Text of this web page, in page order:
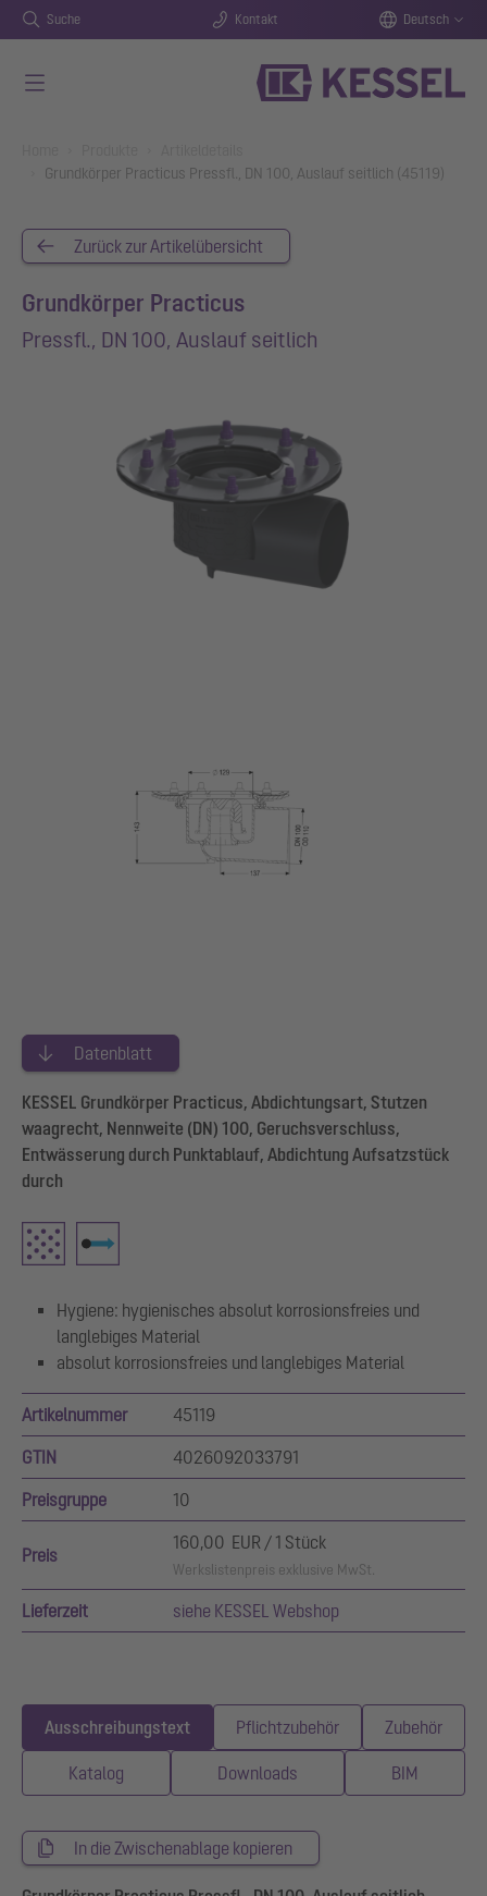
Suche Kontakt Deutsch
Grundkörper Practicus Pressfl., DN 100, Auslauf seitlich (45119)
Zurück zur Artikelübersicht
Grundkörper Practicus
Pressfl., DN 100, Auslauf seitlich
Datenblatt
KESSEL Grundkörper Practicus, Abdichtungsart, Stutzen
waagrecht, Nennweite (DN) 100, Geruchsverschluss,
Entwässerung durch Punktablauf, Abdichtung Aufsatzstück
durch
Hygiene: hygienisches absolut korrosionsfreies und
langlebiges Material
absolut korrosionsfreies und langlebiges Material
Artikelnummer 45119
GTIN 4026092033791
Preisgruppe 10
Preis
160,00 EUR / 1 Stück
Werkslistenpreis exklusive MwSt.
Lieferzeit siehe KESSEL Webshop
Ausschreibungstext Pflichtzubehör Zubehör
Katalog Downloads BIM
In die Zwischenablage kopieren